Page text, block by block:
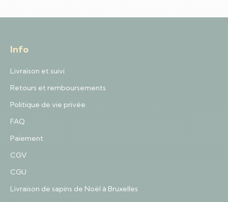
Info
Livraison et suivi
Retours et remboursements
Politique de vie privée
FAQ
Paiement
CGV
CGU
Livraison de sapins de Noël à Bruxelles